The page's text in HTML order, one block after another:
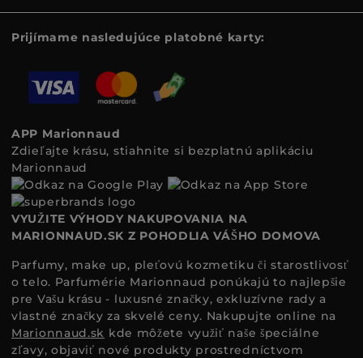
Prijímame nasledujúce platobné karty:
APP Marionnaud
Zdieľajte krásu, stiahnite si bezplatnú aplikáciu
Marionnaud
VYUŽITE VÝHODY NAKUPOVANIA NA
MARIONNAUD.SK Z POHODLIA VÁŠHO DOMOVA
Parfumy, make up, pleťovú kozmetiku či starostlivosť
o telo. Parfumérie Marionnaud ponúkajú to najlepšie
pre Vašu krásu - luxusné značky, exkluzívne rady a
vlastné značky za skvelé ceny. Nakupujte online na
Marionnaud.sk kde môžete využiť naše špeciálne
zľavy, objaviť nové produkty prostredníctvom